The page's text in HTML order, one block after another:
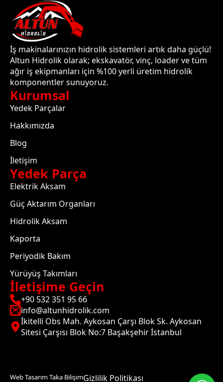
İş makinalarınızın hidrolik sistemleri artık daha güçlü!
Altun Hidrolik olarak; ekskavatör, vinç, loader ve tüm
ağır iş ekipmanları için %100 yerli üretim hidrolik
komponentler sunuyoruz.
Kurumsal
Yedek Parçalar
Hakkımızda
Blog
İletişim
Yedek Parça
Elektrik Aksam
Güç Aktarım Organları
Hidrolik Aksam
Kaporta
Periyodik Bakım
Yürüyüş Takımları
İletişime Geçin
+90 532 351 95 66
info@altunhidrolik.com
İkitelli Obs Mah. Aykosan Çarşı Blok Sk. Aykosan
Sitesi Çarşısı Blok No:7 Başakşehir İstanbul
Web Tasarım Taka BilişimGizlilik Politikası